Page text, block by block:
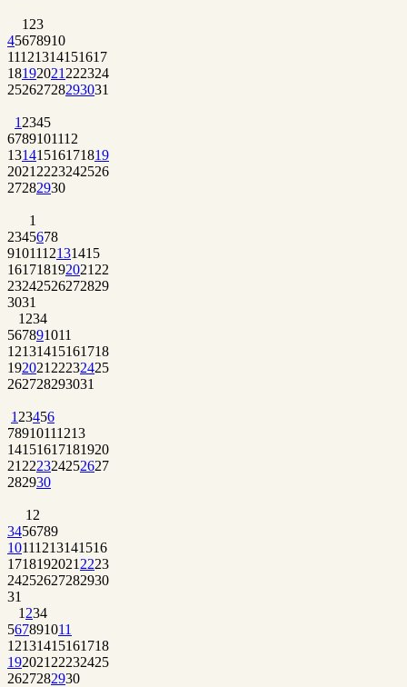
1 23
45678910
11121314151617
18192021 222324
25262728293031
1 2345
6789101112
13141516171819
2021 2223242526
27282930
1
2345678
9101112131415
161718192021 22
23242526272829
3031
1 234
567891011
12131415161718
192021 22232425
262728293031
1 23456
78910111213
14151617181920
21 222324252627
282930
1 2
3456789
10111213141516
1718192021 2223
24252627282930
31
1 234
567891011
12131415161718
192021 22232425
2627282930